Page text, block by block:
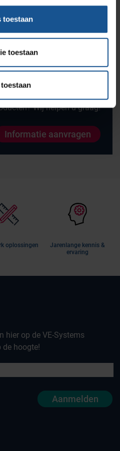
toestaan
toestaan
toestaan
meer informatie.
informatie aan
Wij helpen u graag!
Informatie aanvragen
oplossingen
Jarenlange kennis &
ervaring
hier op de VE-Systems
hoogte!
Aanmelden